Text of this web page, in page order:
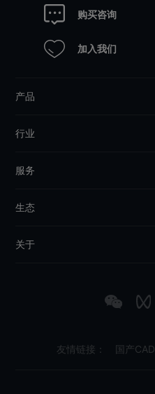
购买咨询
加入我们
产品
行业
服务
生态
关于
友情链接： 国产CAD